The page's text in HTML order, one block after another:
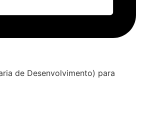
de Desenvolvimento) para